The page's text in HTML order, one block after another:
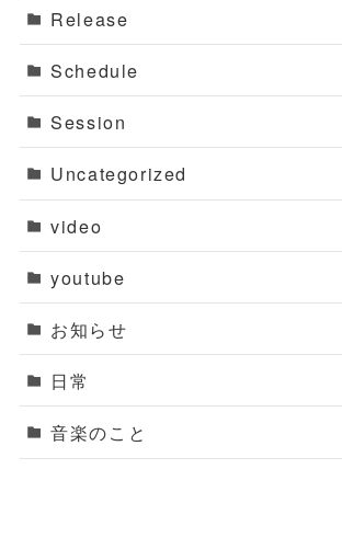
Release
Schedule
Session
Uncategorized
video
youtube
お知らせ
日常
音楽のこと